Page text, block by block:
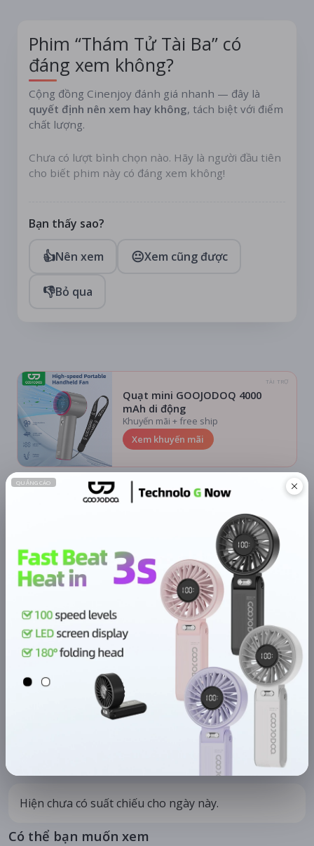
Phim “Thám Tử Tài Ba” có
đáng xem không?
Cộng đồng Cinenjoy đánh giá nhanh — đây là
quyết định nên xem hay không, tách biệt với điểm
chất lượng.
Chưa có lượt bình chọn nào. Hãy là người đầu tiên
cho biết phim này có đáng xem không!
Bạn thấy sao?
👍Nên xem 😐Xem cũng được
👎Bỏ qua
TÀI TRỢ
Quạt mini GOOJODOQ 4000
mAh di động
Khuyến mãi + free ship
Xem khuyến mãi
LỊCH CHIẾU BÌNH LUẬN ĐÁNH GIÁ TIN TỨC
KHU VỰC
Hà Nội
HỆ THỐNG RẠP
Tất cả hệ thống
CHỌN NGÀY XEM
09/08
Hiện chưa có suất chiếu cho ngày này.
Có thể bạn muốn xem